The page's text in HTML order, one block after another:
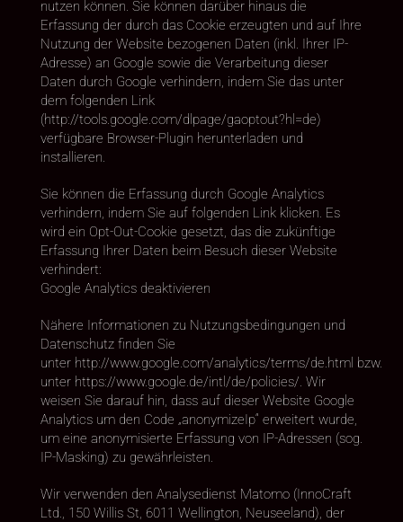
nutzen können. Sie können darüber hinaus die
Erfassung der durch das Cookie erzeugten und auf Ihre
Nutzung der Website bezogenen Daten (inkl. Ihrer IP-
Adresse) an Google sowie die Verarbeitung dieser
Daten durch Google verhindern, indem Sie das unter
dem folgenden Link
(http://tools.google.com/dlpage/gaoptout?hl=de)
verfügbare Browser-Plugin herunterladen und
installieren.
Sie können die Erfassung durch Google Analytics
verhindern, indem Sie auf folgenden Link klicken. Es
wird ein Opt-Out-Cookie gesetzt, das die zukünftige
Erfassung Ihrer Daten beim Besuch dieser Website
verhindert:
Google Analytics deaktivieren
Nähere Informationen zu Nutzungsbedingungen und
Datenschutz finden Sie
unter http://www.google.com/analytics/terms/de.html bzw.
unter https://www.google.de/intl/de/policies/. Wir
weisen Sie darauf hin, dass auf dieser Website Google
Analytics um den Code „anonymizeIp“ erweitert wurde,
um eine anonymisierte Erfassung von IP-Adressen (sog.
IP-Masking) zu gewährleisten.
Wir verwenden den Analysedienst Matomo (InnoCraft
Ltd., 150 Willis St, 6011 Wellington, Neuseeland), der